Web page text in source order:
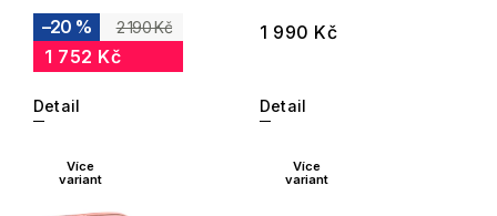
2 190 Kč
–20 %
1 752 Kč
Detail
1 990 Kč
Detail
Více
variant
Více
variant